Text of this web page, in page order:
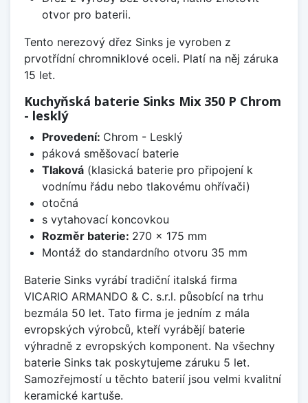
otvor pro baterii.
Tento nerezový dřez Sinks je vyroben z
prvotřídní chromniklové oceli. Platí na něj záruka
15 let.
Kuchyňská baterie Sinks Mix 350 P Chrom
- lesklý
Provedení: Chrom - Lesklý
páková směšovací baterie
Tlaková(klasická baterie pro připojení k
vodnímu řádu nebo tlakovému ohřívači)
otočná
s vytahovací koncovkou
Rozměr baterie: 270 x 175 mm
Montáž do standardního otvoru 35 mm
Baterie Sinks vyrábí tradiční italská firma
VICARIO ARMANDO & C. s.r.l. působící na trhu
bezmála 50 let. Tato firma je jedním z mála
evropských výrobců, kteří vyrábějí baterie
výhradně z evropských komponent. Na všechny
baterie Sinks tak poskytujeme záruku 5 let.
Samozřejmostí u těchto baterií jsou velmi kvalitní
keramické kartuše.